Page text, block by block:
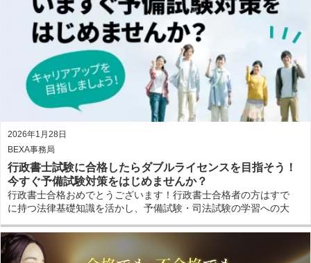
2026年1月28日
BEXA事務局
行政書士試験に合格したらダブルライセンスを目指そう！
今すぐ予備試験対策をはじめませんか？
行政書士合格おめでとうございます！行政書士合格者の方はすで
に持つ法律基礎知識を活かし、予備試験・司法試験の学習への大
ルライセンスを目指しましょう！